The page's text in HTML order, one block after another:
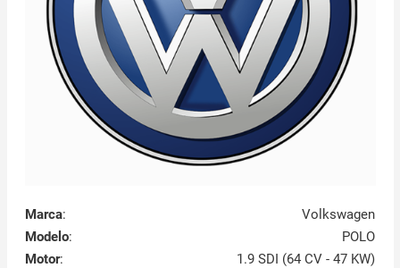
Marca:
Volkswagen
Modelo:
POLO
Motor: 1.9 SDI (64 CV - 47 KW)